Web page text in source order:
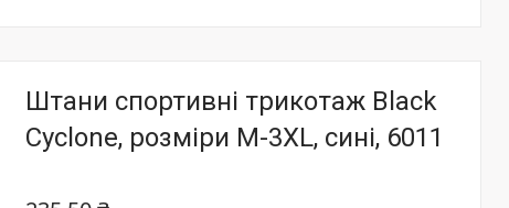
Штани спортивні трикотаж Black
Cyclone, розміри M-3XL, сині, 6011